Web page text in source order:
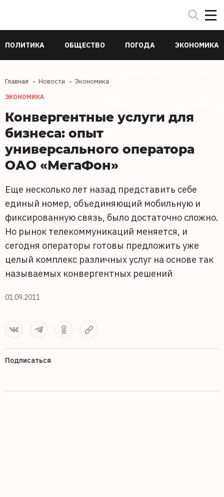
ПОЛИТИКА ОБЩЕСТВО ПОГОДА ЭКОНОМИКА
Главная Новости Экономика
ЭКОНОМИКА
Конвергентные услуги для
бизнеса: опыт
универсального оператора
ОАО «МегаФон»
Еще несколько лет назад представить себе
единый номер, объединяющий мобильную и
фиксированную связь, было достаточно сложно.
Но рынок телекоммуникаций меняется, и
сегодня операторы готовы предложить уже
целый комплекс различных услуг на основе так
называемых конвергентных решений
01.09.2011
Подписаться